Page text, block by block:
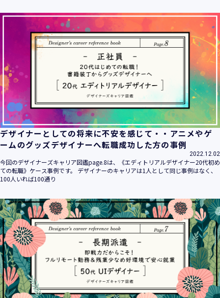
当社は個人情報の取扱いに関する法令、国が定める指針その
他の規範を遵守致します。
当社は個人情報の漏えい、滅失、き損などのリスクに対して
は、合理的な安全対策を講じて防止する規程、体制を構築
し、継続的に向上させていきます。また、万一の際には速や
かに是正措置を講じます。
当社は個人情報取扱いに関する苦情及び相談に対しては、迅
速かつ誠実に対応致します。
個人情報保護マネジメントシステムは、当社を取り巻く環境
の変化と実情を踏まえ、適時・適切に見直して継続的に改善
をはかっていきます。
個人情報保護方針に関するお問合せ先 兼 個人情報に関する苦
情・相談窓口
株式会社 ユウクリ 個人情報保護管理責任者 安部 洋平
〒151-0073 東京都渋谷区笹塚1-55-7 マルエスファーストビ
ル 7F
info@y-create.co.jp
電話番号：03-6712-7970（土日休日を除く9:00～18:00）
平成16年 2月 1日
平成21年 3月23日 改訂
平成23年 4月 1日 改訂
平成26年 9月10日 改訂
平成27年 6月24日 改訂
平成28年11月 1日 改訂
デザイナーとしての将来に不安を感じて・・アニメやゲ
ームのグッズデザイナーへ転職成功した方の事例
2022.12.02
今回のデザイナーズキャリア図鑑page.8は、《エディトリアルデザイナー20代初め
ての転職》ケース事例です。 デザイナーのキャリアは1人として同じ事例はなく、
100人いれば100通り